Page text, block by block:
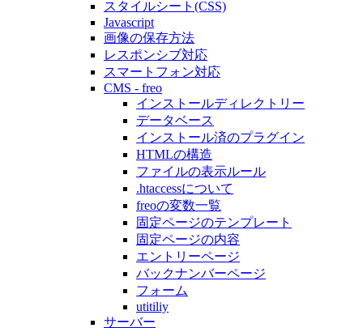
スタイルシート(CSS)
Javascript
画像の保存方法
レスポンシブ対応
スマートフォン対応
CMS - freo
インストールディレクトリー
データベース
インストール済のプラグイン
HTMLの構造
ファイルの表示ルール
.htaccessについて
freoの変数一覧
固定ページのテンプレート
固定ページの内容
エントリーページ
バックナンバーページ
フォーム
utitiliy
サーバー